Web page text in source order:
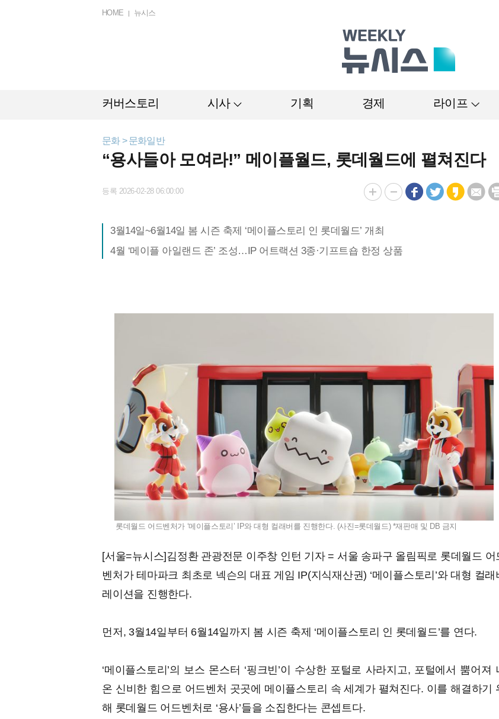
HOME 뉴시스
커버스토리 시사 기획 경제 라이프
문화 > 문화일반
“용사들아 모여라!” 메이플월드, 롯데월드에 펼쳐진다
등록 2026-02-28 06:00:00
3월14일~6월14일 봄 시즌 축제 ‘메이플스토리 인 롯데월드’ 개최
4월 ‘메이플 아일랜드 존’ 조성…IP 어트랙션 3종·기프트숍 한정 상품
롯데월드 어드벤처가 ‘메이플스토리’ IP와 대형 컬래버를 진행한다. (사진=롯데월드) *재판매 및 DB 금지
[서울=뉴시스]김정환 관광전문 이주창 인턴 기자 = 서울 송파구 올림픽로 롯데월드 어
벤처가 테마파크 최초로 넥슨의 대표 게임 IP(지식재산권) ‘메이플스토리’와 대형 컬래
레이션을 진행한다.
먼저, 3월14일부터 6월14일까지 봄 시즌 축제 ‘메이플스토리 인 롯데월드’를 연다.
‘메이플스토리’의 보스 몬스터 ‘핑크빈’이 수상한 포털로 사라지고, 포털에서 뿜어져
온 신비한 힘으로 어드벤처 곳곳에 메이플스토리 속 세계가 펼쳐진다. 이를 해결하기
해 롯데월드 어드벤처로 ‘용사’들을 소집한다는 콘셉트다.